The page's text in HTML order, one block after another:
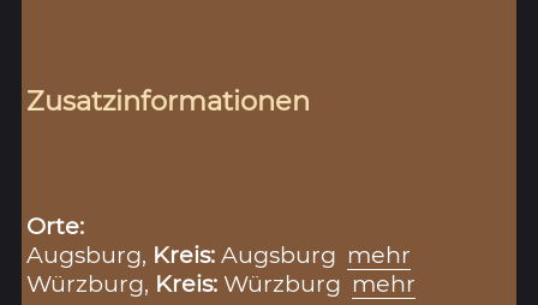
Zusatzinformationen
Orte:
Augsburg, Kreis:Augsburg mehr
Würzburg, Kreis:Würzburg mehr